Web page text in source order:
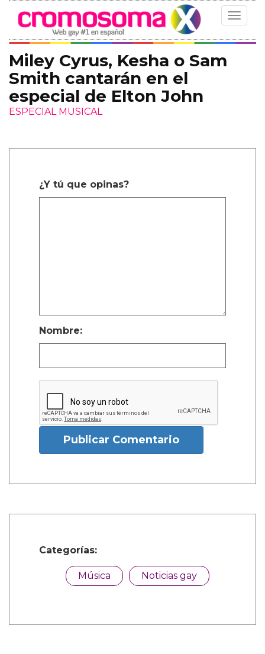
Toggle
Miley Cyrus, Kesha o Sam
Smith cantarán en el
especial de Elton John
ESPECIAL MUSICAL
¿Y tú que opinas?
Nombre:
Publicar Comentario
Categorías:
Música Noticias gay